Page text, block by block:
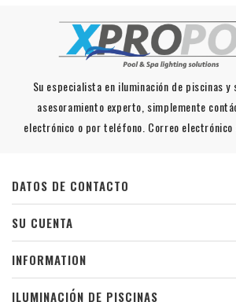
Su especialista en iluminación de piscinas y
asesoramiento experto, simplemente
electrónico o por teléfono. Correo
DATOS DE CONTACTO
SU CUENTA
INFORMATION
ILUMINACIÓN DE PISCINAS